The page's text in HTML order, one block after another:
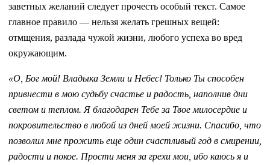
заветных желаний следует прочесть особый текст. Самое
главное правило — нельзя желать грешных вещей:
отмщения, разлада чужой жизни, любого успеха во вред
окружающим.
«О, Бог мой! Владыка Земли и Небес! Только Ты способен
привнести в мою судьбу счастье и радость, наполнив дни
светом и теплом. Я благодарен Тебе за Твое милосердие и
покровительство в любой из дней моей жизни. Спасибо, что
позволил мне прожить еще один счастливый год в смирении,
радости и покое. Прости меня за грехи мои, ибо каюсь я и